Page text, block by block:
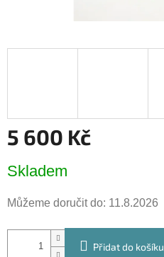
5 600 Kč
cena:
Skladem
Můžeme doručit do: 11.8.2026
Přidat do košíku